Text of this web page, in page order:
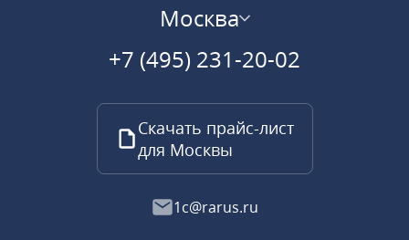
Москва
+7 (495) 231-20-02
Скачать прайс-лист
для Москвы
1c@rarus.ru